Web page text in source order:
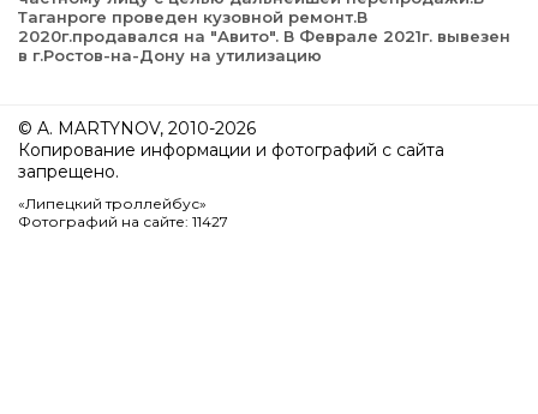
Таганроге проведен кузовной ремонт.В
2020г.продавался на "Авито". В Феврале 2021г. вывезен
в г.Ростов-на-Дону на утилизацию
© A. MARTYNOV, 2010-2026
Копирование информации и фотографий с сайта
запрещено.
«Липецкий троллейбус»
Фотографий на сайте: 11427